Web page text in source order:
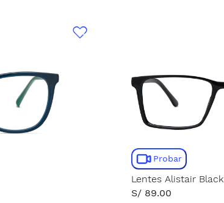
Probar
Lentes Alistair Black
S/ 89.00